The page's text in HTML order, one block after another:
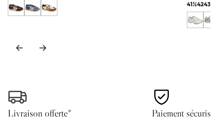
41½4243
Livraison offerte* Paiement sécurisé